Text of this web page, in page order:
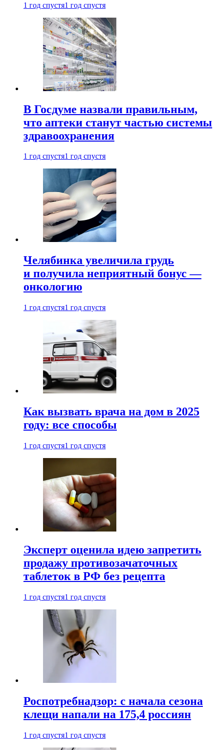
1 год спустя1 год спустя
В Госдуме назвали правильным,
что аптеки станут частью системы
здравоохранения
1 год спустя1 год спустя
Челябинка увеличила грудь
и получила неприятный бонус —
онкологию
1 год спустя1 год спустя
Как вызвать врача на дом в 2025
году: все способы
1 год спустя1 год спустя
Эксперт оценила идею запретить
продажу противозачаточных
таблеток в РФ без рецепта
1 год спустя1 год спустя
Роспотребнадзор: с начала сезона
клещи напали на 175,4 россиян
1 год спустя1 год спустя